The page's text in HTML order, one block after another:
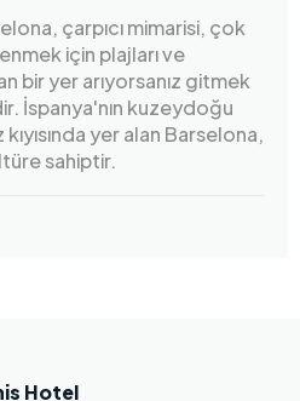
çarpıcı mimarisi, çok
için plajları ve
bir yer arıyorsanız gitmek
İspanya'nın kuzeydoğu
yer alan Barselona,
sahiptir.
Hotel